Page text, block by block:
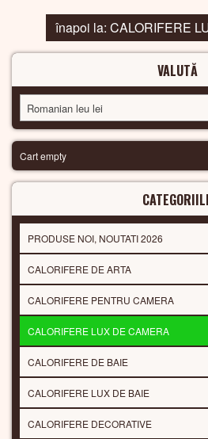
înapoi la: CALORIFERE
VALUTĂ
Romanian leu lei
Cart empty
PRODUSE NOI, NOUTATI 2026
CALORIFERE DE ARTA
CALORIFERE PENTRU CAMERA
CALORIFERE LUX DE CAMERA
CALORIFERE DE BAIE
CALORIFERE LUX DE BAIE
CALORIFERE DECORATIVE